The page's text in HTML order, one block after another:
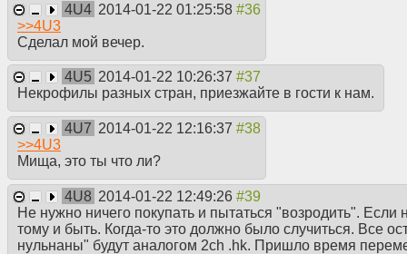
4U4 2014-01-22 01:25:58
>>4U3
Сделал мой вечер.
4U5 2014-01-22 10:26:37
Некрофилы разных стран, приезжайте в гости к нам.
4U7 2014-01-22 12:16:37
>>4U3
Мища, это ты что ли?
4U8 2014-01-22 12:49:26
Не нужно ничего покупать и пытаться "возродить". Если
тому и быть. Когда-то это должно было случиться. Все
нульнаны" будут аналогом 2сh .hk. Пришло время